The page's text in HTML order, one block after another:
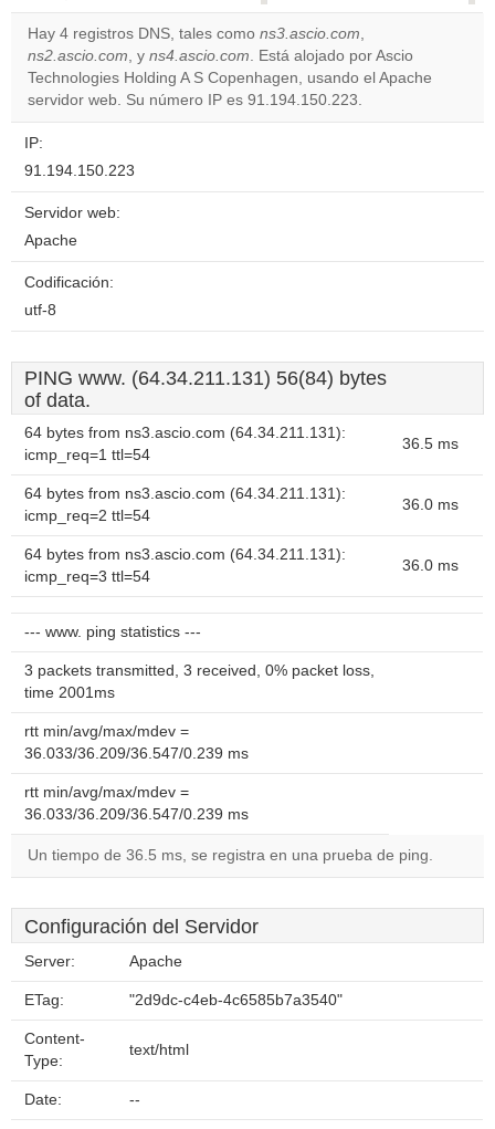
correctly.
Do you
own this
website?
OK
Hay 4 registros DNS, tales como ns3.ascio.com,
ns2.ascio.com, y ns4.ascio.com. Está alojado por Ascio
Technologies Holding A S Copenhagen, usando el Apache
servidor web. Su número IP es 91.194.150.223.
IP:
91.194.150.223
Servidor web:
Apache
Codificación:
utf-8
PING www. (64.34.211.131) 56(84) bytes
of data.
64 bytes from ns3.ascio.com (64.34.211.131):
icmp_req=1 ttl=54
36.5 ms
64 bytes from ns3.ascio.com (64.34.211.131):
icmp_req=2 ttl=54
36.0 ms
64 bytes from ns3.ascio.com (64.34.211.131):
icmp_req=3 ttl=54
36.0 ms
--- www. ping statistics ---
3 packets transmitted, 3 received, 0% packet loss,
time 2001ms
rtt min/avg/max/mdev =
36.033/36.209/36.547/0.239 ms
rtt min/avg/max/mdev =
36.033/36.209/36.547/0.239 ms
Un tiempo de 36.5 ms, se registra en una prueba de ping.
Configuración del Servidor
Server: Apache
ETag: "2d9dc-c4eb-4c6585b7a3540"
Content-
Type:
text/html
Date: --